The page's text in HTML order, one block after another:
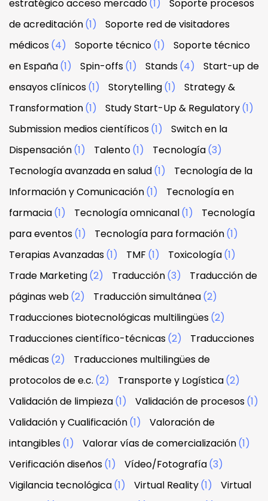
estratégico acceso mercado(1)
Soporte procesos
de acreditación(1)
Soporte red de visitadores
médicos(4) Soporte técnico(1)
Soporte técnico
en España(1) Spin-offs(1) Stands(4)
Start-up de
ensayos clínicos(1) Storytelling(1)
Strategy &
Transformation(1) Study Start-Up & Regulatory(1)
Submission medios científicos(1)
Switch en la
Dispensación(1) Talento(1) Tecnología(3)
Tecnología avanzada en salud(1)
Tecnología de la
Información y Comunicación(1)
Tecnología en
farmacia(1) Tecnología omnicanal(1)
Tecnología
para eventos(1) Tecnología para formación(1)
Terapias Avanzadas(1) TMF (1) Toxicología(1)
Trade Marketing(2) Traducción(3)
Traducción de
páginas web(2) Traducción simultánea(2)
Traducciones biotecnológicas multilingües(2)
Traducciones científico-técnicas(2)
Traducciones
médicas(2)
Traducciones multilingües de
protocolos de e.c. (2) Transporte y Logística(2)
Validación de limpieza(1) Validación de procesos(1)
Validación y Cualificación(1)
Valoración de
intangibles(1) Valorar vías de comercialización(1)
Verificación diseños(1) Vídeo/Fotografía(3)
Vigilancia tecnológica(1) Virtual Reality(1)
Virtual